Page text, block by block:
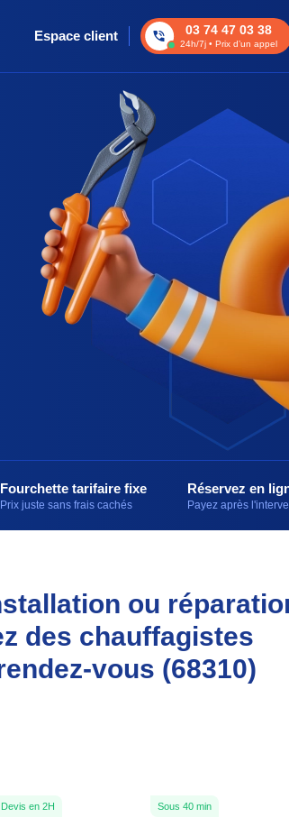
Espace client 03 74 47 03 38
24h/7j • Prix d’un appel
Fourchette tarifaire fixe
Prix juste sans frais cachés
Réservez en
Payez après
ou
des chauffagistes
vous (68310)
Devis en 2H Sous 40 min